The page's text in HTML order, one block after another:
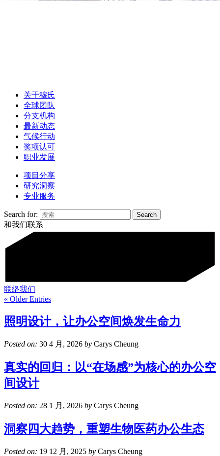
关于穆氏
全球团队
分支机构
最新动态
气候行动
奖项认可
职业发展
项目分享
研究洞察
专业服务
Search for:
和我们联系
联络我们
« Older Entries
照明设计，让办公空间焕发生命力
Posted on: 30 4 月, 2026 by Carys Cheung
真实的回归：以“在场感”为核心的办公空
间设计
Posted on: 28 1 月, 2026 by Carys Cheung
洞察四大趋势，重塑生物医药办公生态
Posted on: 19 12 月, 2025 by Carys Cheung